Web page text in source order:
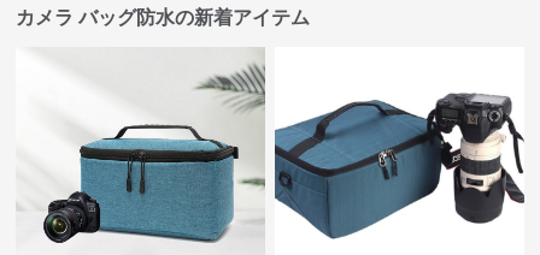
カメラ バッグ防水の新着アイテム